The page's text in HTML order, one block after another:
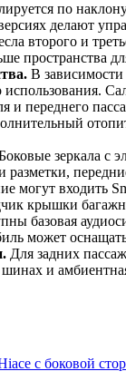
по
делают
второго и
пространства
В
и переднего
зеркала с
могут входить
крышки
базовая
может
Для задних
и